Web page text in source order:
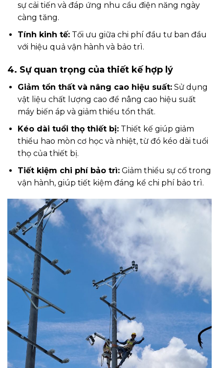
sự cải tiến và đáp ứng nhu cầu điện năng ngày
càng tăng.
Tính kinh tế:Tối ưu giữa chi phí đầu tư ban đầu
với hiệu quả vận hành và bảo trì.
4. Sự quan trọng của thiết kế hợp lý
Giảm tổn thất và nâng cao hiệu suất:Sử dụng
vật liệu chất lượng cao để nâng cao hiệu suất
máy biến áp và giảm thiểu tổn thất.
Kéo dài tuổi thọ thiết bị:Thiết kế giúp giảm
thiểu hao mòn cơ học và nhiệt, từ đó kéo dài tuổi
thọ của thiết bị.
Tiết kiệm chi phí bảo trì:Giảm thiểu sự cố trong
vận hành, giúp tiết kiệm đáng kể chi phí bảo trì.